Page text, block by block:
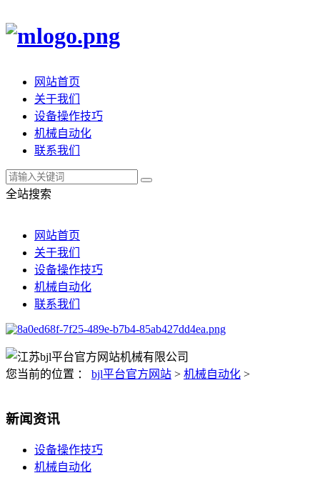
网站首页
关于我们
设备操作技巧
机械自动化
联系我们
全站搜索
网站首页
关于我们
设备操作技巧
机械自动化
联系我们
您当前的位置 ： bjl平台官方网站 > 机械自动化 >
新闻资讯
设备操作技巧
机械自动化